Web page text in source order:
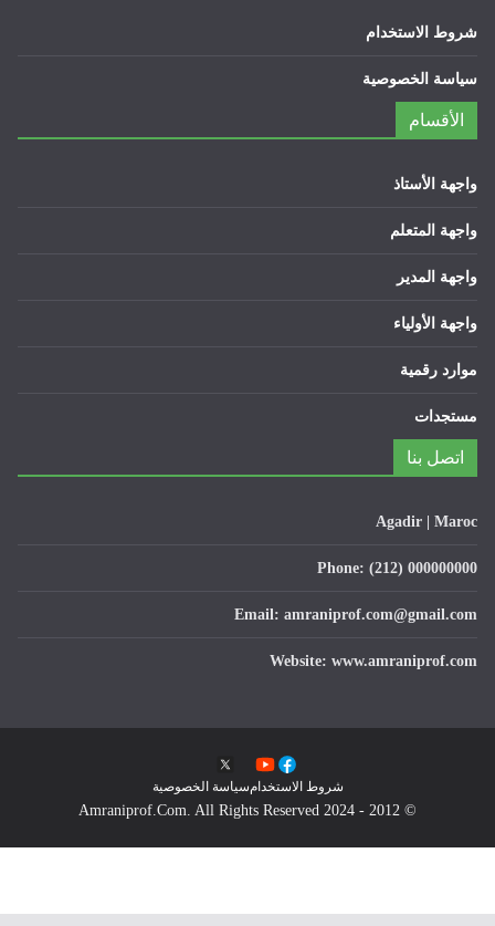
شروط الاستخدام
سياسة الخصوصية
الأقسام
واجهة الأستاذ
واجهة المتعلم
واجهة المدير
واجهة الأولياء
موارد رقمية
مستجدات
اتصل بنا
Agadir | Maroc
Phone: (212) 000000000
Email: amraniprof.com@gmail.com
Website: www.amraniprof.com
شروط الاستخدامسياسة الخصوصية
© 2012 - 2024 Amraniprof.Com. All Rights Reserved